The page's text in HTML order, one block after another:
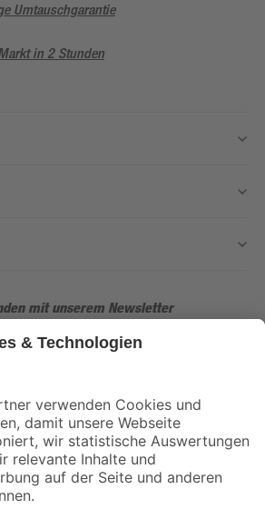
Umtauschgarantie
in 2 Stunden
mit unserem Newsletter
Angebote und Aktionen mehr verpassen!